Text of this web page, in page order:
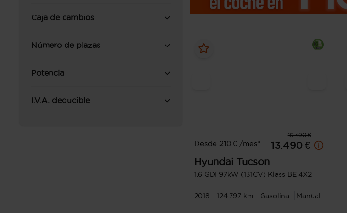
Caja de cambios
Número de plazas
Potencia
I.V.A. deducible
15.490 €
Desde 210 € /mes*
13.490 €
Hyundai Tucson
1.6 GDI 97kW (131CV) Klass BE 4X2
2018 124.797 km Gasolina Manual